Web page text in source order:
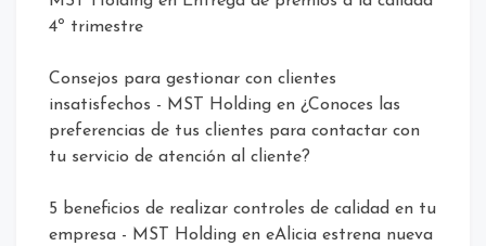
4º trimestre
Consejos para gestionar con clientes
insatisfechos - MST Holding en ¿Conoces las
preferencias de tus clientes para contactar con
tu servicio de atención al cliente?
5 beneficios de realizar controles de calidad en tu
empresa - MST Holding en eAlicia estrena nueva